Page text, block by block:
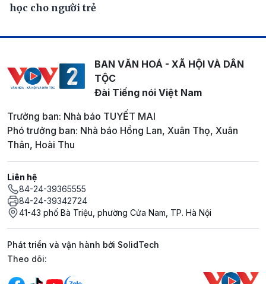
học cho người trẻ
BAN VĂN HOÁ - XÃ HỘI VÀ DÂN
TỘC
Đài Tiếng nói Việt Nam
Trưởng ban: Nhà báo TUYẾT MAI
Phó trưởng ban: Nhà báo Hồng Lan, Xuân Thọ, Xuân
Thân, Hoài Thu
Liên hệ
84-24-39365555
84-24-39342724
41-43 phố Bà Triệu, phường Cửa Nam, TP. Hà Nội
Phát triển và vận hành bởi SolidTech
Mạng xã hội
Theo dõi: